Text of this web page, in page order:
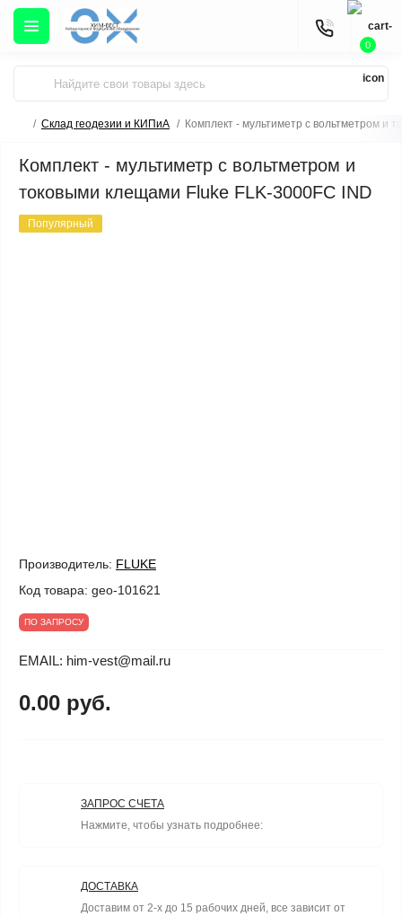
0
Склад геодезии и КИПиА Комплект - мультиметр с вольтметром и
Комплект - мультиметр с вольтметром и
токовыми клещами Fluke FLK-3000FC IND
Популярный
Производитель: FLUKE
Код товара: geo-101621
ПО ЗАПРОСУ
EMAIL: him-vest@mail.ru
0.00 руб.
ЗАПРОС СЧЕТА
Нажмите, чтобы узнать подробнее:
ДОСТАВКА
Доставим от 2-х до 15 рабочих дней, все зависит от